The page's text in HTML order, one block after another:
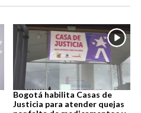
Bogotá habilita Casas de
Justicia para atender quejas